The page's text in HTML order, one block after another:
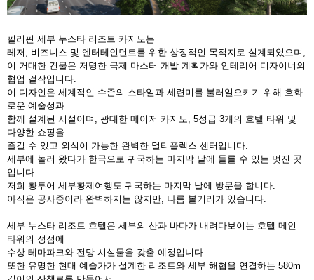
필리핀 세부 누스타 리조트 카지노는
레저, 비즈니스 및 엔터테인먼트를 위한 상징적인 목적지로 설계되었으며,
이 거대한 건물은 저명한 국제 마스터 개발 계획가와 인테리어 디자이너의
협업 걸작입니다.
이 디자인은 세계적인 수준의 스타일과 세련미를 불러일으키기 위해 호화
로운 예술성과
함께 설계된 시설이며, 광대한 메이저 카지노, 5성급 3개의 호텔 타워 및
다양한 쇼핑을
즐길 수 있고 외식이 가능한 완벽한 멀티플렉스 센터입니다.
세부에 놀러 왔다가 한국으로 귀국하는 마지막 날에 들를 수 있는 멋진 곳
입니다.
저희 황투어 세부황제여행도 귀국하는 마지막 날에 방문을 합니다.
아직은 공사중이라 완벽하지는 않지만, 나름 볼거리가 있습니다.
세부 누스타 리조트 호텔은 세부의 산과 바다가 내려다보이는 호텔 메인
타워의 정점에
수상 테마파크와 전망 시설물을 갖출 예정입니다.
또한 유명한 현대 예술가가 설계한 리조트와 세부 해협을 연결하는 580m